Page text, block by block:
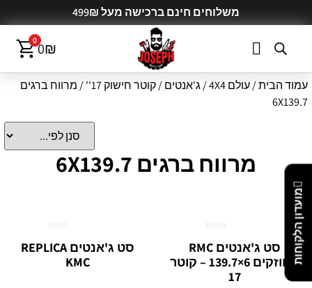
משלוחים חינם ברכישה מעל 499₪
0 0₪
מועדון הלקוחות
עמוד הבית/עולם 4X4 /ג'אנטים/קוטר חישוק 17''
/ מרווח ברגים
6X139.7
מרווח ברגים 6X139.7
סט ג'אנטים RMC
מחוזקים 6×139.7 – קוטר
17
0
מתוך
סט ג'אנטים REPLICA
KMC
0